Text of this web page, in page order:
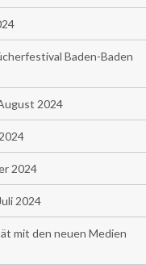
Baden-Baden
2024
2024
2024
mit den neuen Medien